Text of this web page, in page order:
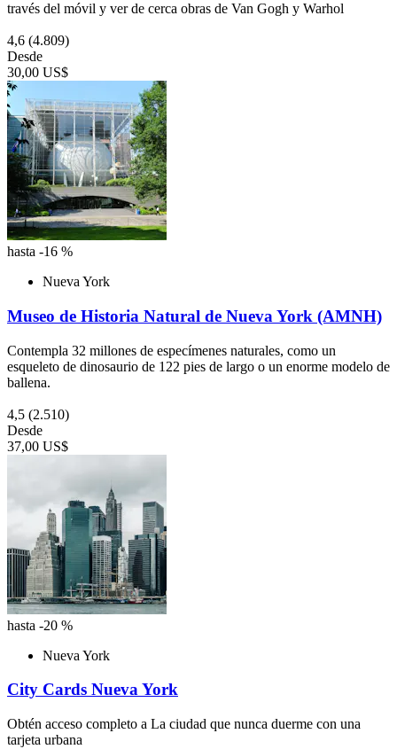
través del móvil y ver de cerca obras de Van Gogh y Warhol
4,6 (4.809)
Desde
30,00 US$
hasta -16 %
Nueva York
Museo de Historia Natural de Nueva York (AMNH)
Contempla 32 millones de especímenes naturales, como un
esqueleto de dinosaurio de 122 pies de largo o un enorme modelo de
ballena.
4,5 (2.510)
Desde
37,00 US$
hasta -20 %
Nueva York
City Cards Nueva York
Obtén acceso completo a La ciudad que nunca duerme con una
tarjeta urbana